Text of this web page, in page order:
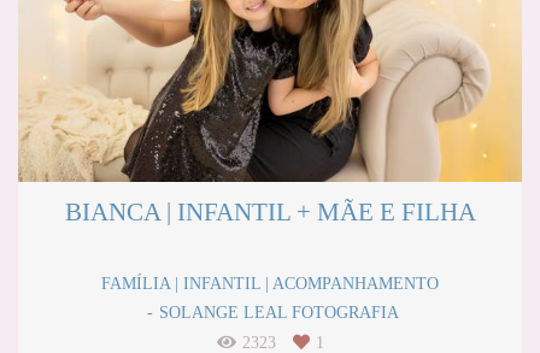
BIANCA | INFANTIL + MÃE E FILHA
FAMÍLIA | INFANTIL | ACOMPANHAMENTO
SOLANGE LEAL FOTOGRAFIA
2323
1